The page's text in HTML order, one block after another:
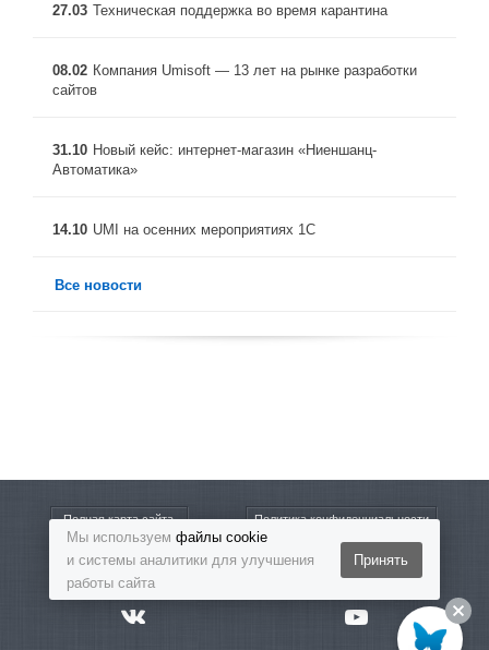
27.03 Техническая поддержка во время карантина
08.02 Компания Umisoft — 13 лет на рынке разработки
сайтов
31.10 Новый кейс: интернет-магазин «Ниеншанц-
Автоматика»
14.10 UMI на осенних мероприятиях 1С
Все новости
Полная карта сайта Политика конфиденциальности
Бесплатный звонок 8-800-5555-864
Мы используем файлы cookie
и системы аналитики для улучшения
работы сайта
Принять